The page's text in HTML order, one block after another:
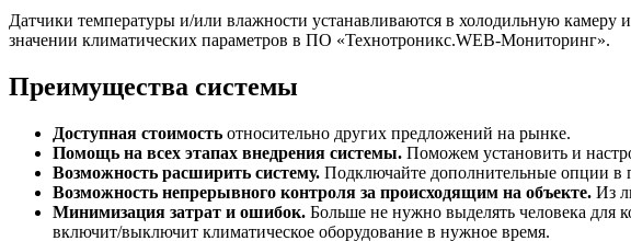
Датчики температуры и/или влажности устанавливаются в холодильную
значении климатических параметров в ПО «Технотроникс.WEB-Мониторинг».
Преимущества системы
Доступная стоимость относительно других предложений на рынке.
Помощь на всех этапах внедрения системы. Поможем установить и
Возможность расширить систему. Подключайте дополнительные опции в
Возможность непрерывного контроля за происходящим на объекте. Из
Минимизация затрат и ошибок. Больше не нужно выделять человека для
включит/выключит климатическое оборудование в нужное время.